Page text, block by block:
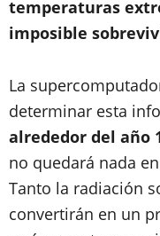
temperaturas
imposible
La
determinar esta
alrededor del año
no quedará nada
Tanto la radiación
convertirán en un